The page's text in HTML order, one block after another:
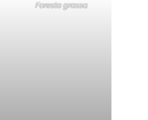
Foresta grassa